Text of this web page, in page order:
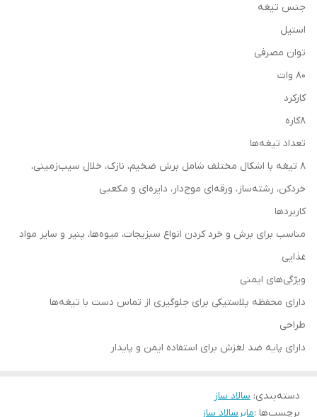
جنس تیغه
استیل
توان مصرفی
80 وات
کارکرد
8کاره
تعداد تیغه‌ها
۸ تیغه با اشکال مختلف شامل برش ضخیم، نازک، خلال سیب‌زمینی،
خردکن، رشته‌ساز، ورقه‌ای موج‌دار، دایره‌ای و مکعبی
کاربردها
مناسب برای برش و خرد کردن انواع سبزیجات، میوه‌ها، پنیر و سایر مواد
غذایی
ویژگی‌های ایمنی
دارای محفظه پلاستیکی برای جلوگیری از تماس دست با تیغه‌ها
طراحی
دارای پایه ضد لغزش برای استفاده ایمن و پایدار
دسته‌بندی: سالاد ساز
برچسب‌ها :مایرسالاد ساز